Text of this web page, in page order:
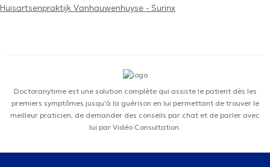
Huisartsenpraktijk Vanhauwenhuyse - Surinx
Doctoranytime est une solution complète qui assiste le patient dès les
premiers symptômes jusqu'à la guérison en lui permettant de trouver le
meilleur praticien, de demander des conseils par chat et de parler avec
lui par Vidéo Consultation.